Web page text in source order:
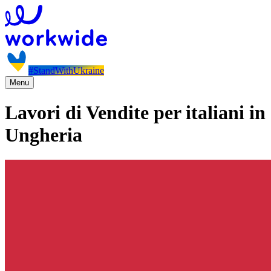
#StandWithUkraine
Menu
Lavori di Vendite per italiani in
Ungheria